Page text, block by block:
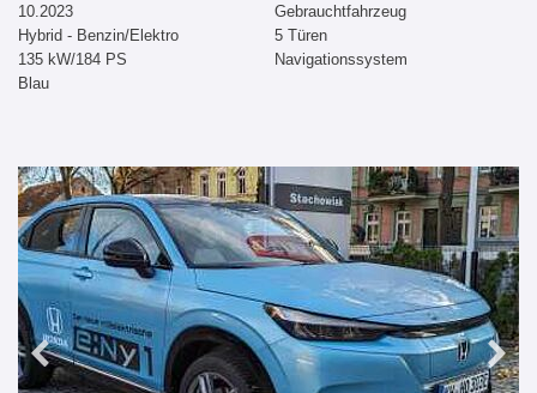
10.2023
Hybrid - Benzin/Elektro
135 kW/184 PS
Blau
Gebrauchtfahrzeug
5 Türen
Navigationssystem